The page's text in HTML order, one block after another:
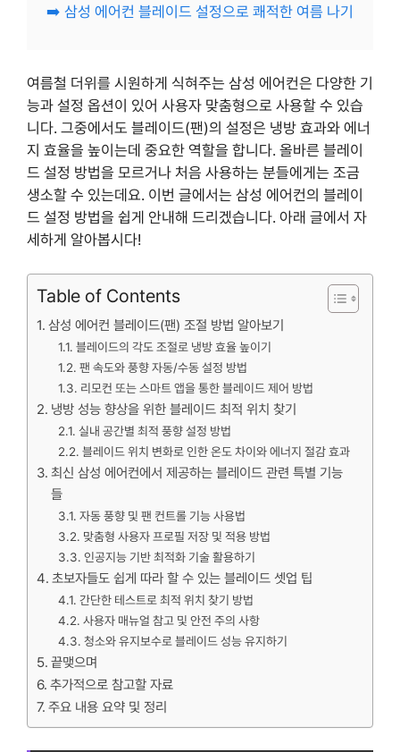
➡️ 삼성 에어컨 블레이드 설정으로 쾌적한 여름 나기
여름철 더위를 시원하게 식혀주는 삼성 에어컨은 다양한 기
능과 설정 옵션이 있어 사용자 맞춤형으로 사용할 수 있습
니다. 그중에서도 블레이드(팬)의 설정은 냉방 효과와 에너
지 효율을 높이는데 중요한 역할을 합니다. 올바른 블레이
드 설정 방법을 모르거나 처음 사용하는 분들에게는 조금
생소할 수 있는데요. 이번 글에서는 삼성 에어컨의 블레이
드 설정 방법을 쉽게 안내해 드리겠습니다. 아래 글에서 자
세하게 알아봅시다!
Table of Contents
삼성 에어컨 블레이드(팬) 조절 방법 알아보기
블레이드의 각도 조절로 냉방 효율 높이기
팬 속도와 풍향 자동/수동 설정 방법
리모컨 또는 스마트 앱을 통한 블레이드 제어 방법
냉방 성능 향상을 위한 블레이드 최적 위치 찾기
실내 공간별 최적 풍향 설정 방법
블레이드 위치 변화로 인한 온도 차이와 에너지 절감 효과
최신 삼성 에어컨에서 제공하는 블레이드 관련 특별 기능
들
자동 풍향 및 팬 컨트롤 기능 사용법
맞춤형 사용자 프로필 저장 및 적용 방법
인공지능 기반 최적화 기술 활용하기
초보자들도 쉽게 따라 할 수 있는 블레이드 셋업 팁
간단한 테스트로 최적 위치 찾기 방법
사용자 매뉴얼 참고 및 안전 주의 사항
청소와 유지보수로 블레이드 성능 유지하기
끝맺으며
추가적으로 참고할 자료
주요 내용 요약 및 정리